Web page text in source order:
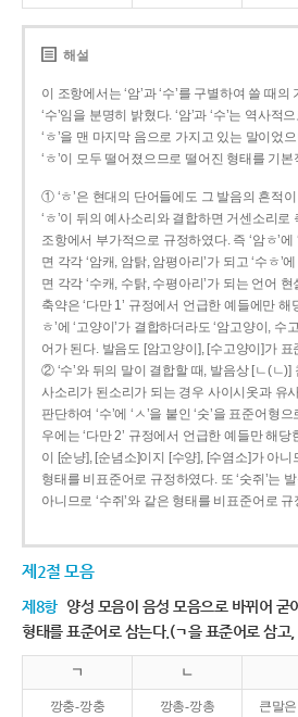
해설
이 조항에서는 ‘암’과 ‘수’를 구별하여 쓸 때의
‘수’임을 분명히 밝혔다. ‘암’과 ‘수’는 역사적
‘ㅎ’을 맨 마지막 음으로 가지고 있는 말이었
‘ㅎ’이 모두 떨어졌으므로 떨어진 형태를 기
① ‘ㅎ’은 현대의 단어들에도 그 발음의 흔적이
‘ㅎ’이 뒤의 예사소리와 결합하면 거센소리로
조항에서 부가적으로 규정하였다. 즉 ‘암ㅎ’에
면 각각 ‘암캐, 암탉, 암평아리’가 되고 ‘수ㅎ’
면 각각 ‘수캐, 수탉, 수평아리’가 되는 언어
축약은 ‘다만 1’ 규정에서 언급한 예들에만 해
ㅎ’에 ‘고양이’가 결합하더라도 ‘암고양이, 수
어가 된다. 발음도 [암고양이], [수고양이]가 표
② ‘수’와 뒤의 말이 결합할 때, 발음상 [ㄴ(ㄴ)]
사소리가 된소리가 되는 경우 사이시옷과 유
판단하여 ‘수’에 ‘ㅅ’을 붙인 ‘숫’을 표준어형
우에는 ‘다만 2’ 규정에서 언급한 예들만 해당
이 [순냥], [순념소]이지 [수양], [수염소]가 아니
형태를 비표준어로 규정하였다. 또 ‘숫쥐’는
아니므로 ‘수쥐’와 같은 형태를 비표준어로
제2절 모음
제8항 양성 모음이 음성 모음으로 바뀌어 굳
형태를 표준어로 삼는다.(ㄱ을 표준어로 삼고
ㄱ ㄴ
깡충-깡충 깡총-깡총 큰말